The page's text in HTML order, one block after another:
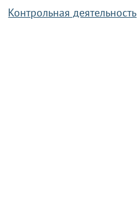
Контрольная деятельность